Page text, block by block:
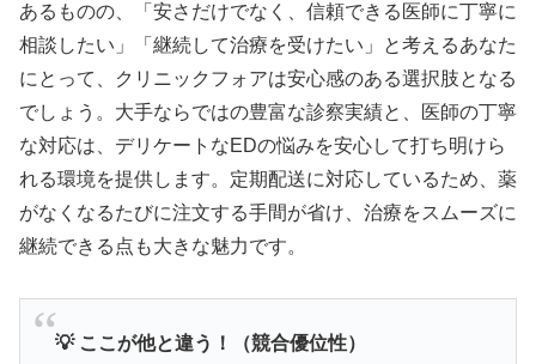
あるものの、「安さだけでなく、信頼できる医師に丁寧に
相談したい」「継続して治療を受けたい」と考えるあなた
にとって、クリニックフォアは安心感のある選択肢となる
でしょう。大手ならではの豊富な診察実績と、医師の丁寧
な対応は、デリケートなEDの悩みを安心して打ち明けら
れる環境を提供します。定期配送に対応しているため、薬
がなくなるたびに注文する手間が省け、治療をスムーズに
継続できる点も大きな魅力です。
💡 ここが他と違う！（競合優位性）